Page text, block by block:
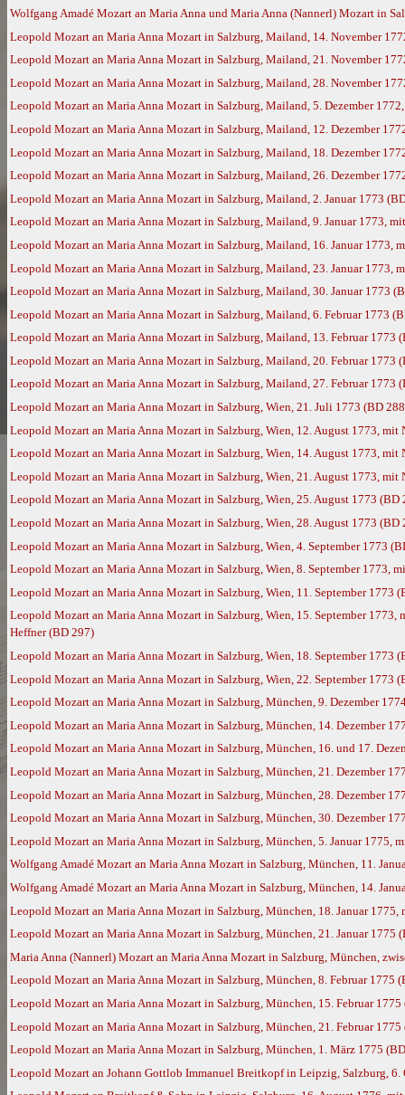
Wolfgang Amadé Mozart an Maria Anna und Maria Anna (Nannerl) Mozart in
Leopold Mozart an Maria Anna Mozart in Salzburg, Mailand, 14. November
Leopold Mozart an Maria Anna Mozart in Salzburg, Mailand, 21. November
Leopold Mozart an Maria Anna Mozart in Salzburg, Mailand, 28. November
Leopold Mozart an Maria Anna Mozart in Salzburg, Mailand, 5. Dezember
Leopold Mozart an Maria Anna Mozart in Salzburg, Mailand, 12. Dezember
Leopold Mozart an Maria Anna Mozart in Salzburg, Mailand, 18. Dezember
Leopold Mozart an Maria Anna Mozart in Salzburg, Mailand, 26. Dezember
Leopold Mozart an Maria Anna Mozart in Salzburg, Mailand, 2. Januar 1773
Leopold Mozart an Maria Anna Mozart in Salzburg, Mailand, 9. Januar 1773,
Leopold Mozart an Maria Anna Mozart in Salzburg, Mailand, 16. Januar 1773,
Leopold Mozart an Maria Anna Mozart in Salzburg, Mailand, 23. Januar 1773,
Leopold Mozart an Maria Anna Mozart in Salzburg, Mailand, 30. Januar 1773
Leopold Mozart an Maria Anna Mozart in Salzburg, Mailand, 6. Februar 1773
Leopold Mozart an Maria Anna Mozart in Salzburg, Mailand, 13. Februar 1773
Leopold Mozart an Maria Anna Mozart in Salzburg, Mailand, 20. Februar 1773
Leopold Mozart an Maria Anna Mozart in Salzburg, Mailand, 27. Februar 1773
Leopold Mozart an Maria Anna Mozart in Salzburg, Wien, 21. Juli 1773 (BD
Leopold Mozart an Maria Anna Mozart in Salzburg, Wien, 12. August 1773,
Leopold Mozart an Maria Anna Mozart in Salzburg, Wien, 14. August 1773,
Leopold Mozart an Maria Anna Mozart in Salzburg, Wien, 21. August 1773,
Leopold Mozart an Maria Anna Mozart in Salzburg, Wien, 25. August 1773 (BD
Leopold Mozart an Maria Anna Mozart in Salzburg, Wien, 28. August 1773 (BD
Leopold Mozart an Maria Anna Mozart in Salzburg, Wien, 4. September 1773
Leopold Mozart an Maria Anna Mozart in Salzburg, Wien, 8. September 1773,
Leopold Mozart an Maria Anna Mozart in Salzburg, Wien, 11. September 1773
Leopold Mozart an Maria Anna Mozart in Salzburg, Wien, 15. September
Heffner (BD 297)
Leopold Mozart an Maria Anna Mozart in Salzburg, Wien, 18. September 1773
Leopold Mozart an Maria Anna Mozart in Salzburg, Wien, 22. September 1773
Leopold Mozart an Maria Anna Mozart in Salzburg, München, 9. Dezember
Leopold Mozart an Maria Anna Mozart in Salzburg, München, 14. Dezember
Leopold Mozart an Maria Anna Mozart in Salzburg, München, 16. und 17.
Leopold Mozart an Maria Anna Mozart in Salzburg, München, 21. Dezember
Leopold Mozart an Maria Anna Mozart in Salzburg, München, 28. Dezember
Leopold Mozart an Maria Anna Mozart in Salzburg, München, 30. Dezember
Leopold Mozart an Maria Anna Mozart in Salzburg, München, 5. Januar 1775,
Wolfgang Amadé Mozart an Maria Anna Mozart in Salzburg, München, 11.
Wolfgang Amadé Mozart an Maria Anna Mozart in Salzburg, München, 14.
Leopold Mozart an Maria Anna Mozart in Salzburg, München, 18. Januar
Leopold Mozart an Maria Anna Mozart in Salzburg, München, 21. Januar 1775
Maria Anna (Nannerl) Mozart an Maria Anna Mozart in Salzburg, München,
Leopold Mozart an Maria Anna Mozart in Salzburg, München, 8. Februar 1775
Leopold Mozart an Maria Anna Mozart in Salzburg, München, 15. Februar 1775
Leopold Mozart an Maria Anna Mozart in Salzburg, München, 21. Februar 1775
Leopold Mozart an Maria Anna Mozart in Salzburg, München, 1. März 1775
Leopold Mozart an Johann Gottlob Immanuel Breitkopf in Leipzig, Salzburg,